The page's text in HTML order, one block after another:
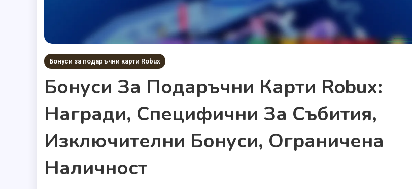
Бонуси за подаръчни карти Robux
Бонуси За Подаръчни Карти Robux:
Награди, Специфични За Събития,
Изключителни Бонуси, Ограничена
Наличност